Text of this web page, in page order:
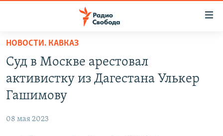
упрощенного
доступа
основному
Вернутся
ПОДКАСТЫ
АВТОРСКИЕ ПРОЕКТЫ
МНЕНИЯ
НОВОСТИ. КАВКАЗ
Суд в Москве арестовал
активистку из Дагестана Улькер
Гашимову
08 мая 2023